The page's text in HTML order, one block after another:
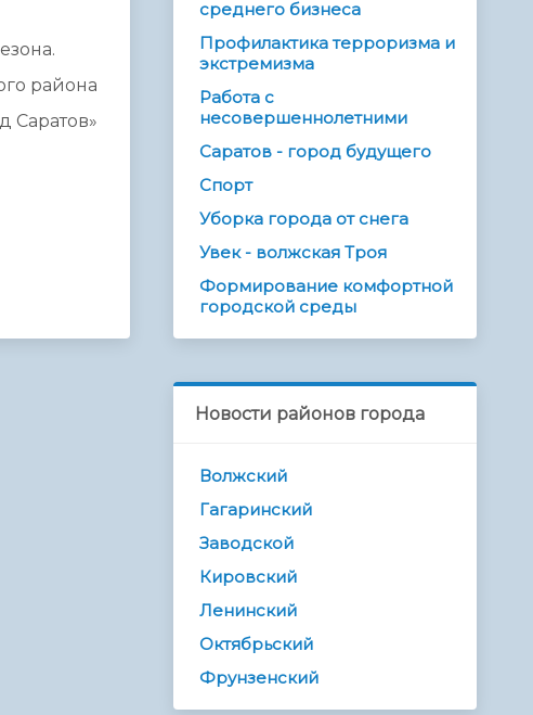
района
Саратов»
среднего бизнеса
Профилактика терроризма и
экстремизма
Работа с
несовершеннолетними
Саратов - город будущего
Спорт
Уборка города от снега
Увек - волжская Троя
Формирование комфортной
городской среды
Новости районов города
Волжский
Гагаринский
Заводской
Кировский
Ленинский
Октябрьский
Фрунзенский